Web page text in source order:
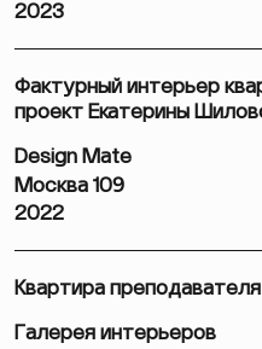
2023
Фактурный интерьер
проект Екатерины
Design Mate
Москва 109
2022
Квартира преподавателя
Галерея интерьеров